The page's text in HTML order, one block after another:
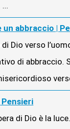
un abbraccio |
Dio verso
di abbraccio.
di Dio è la